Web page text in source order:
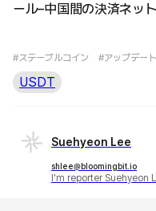
ール–中国間の決済ネッ
#ステーブルコイン #アップデート
USDT
Suehyeon Lee
shlee@bloomingbit.io
I'm reporter Suehyeon